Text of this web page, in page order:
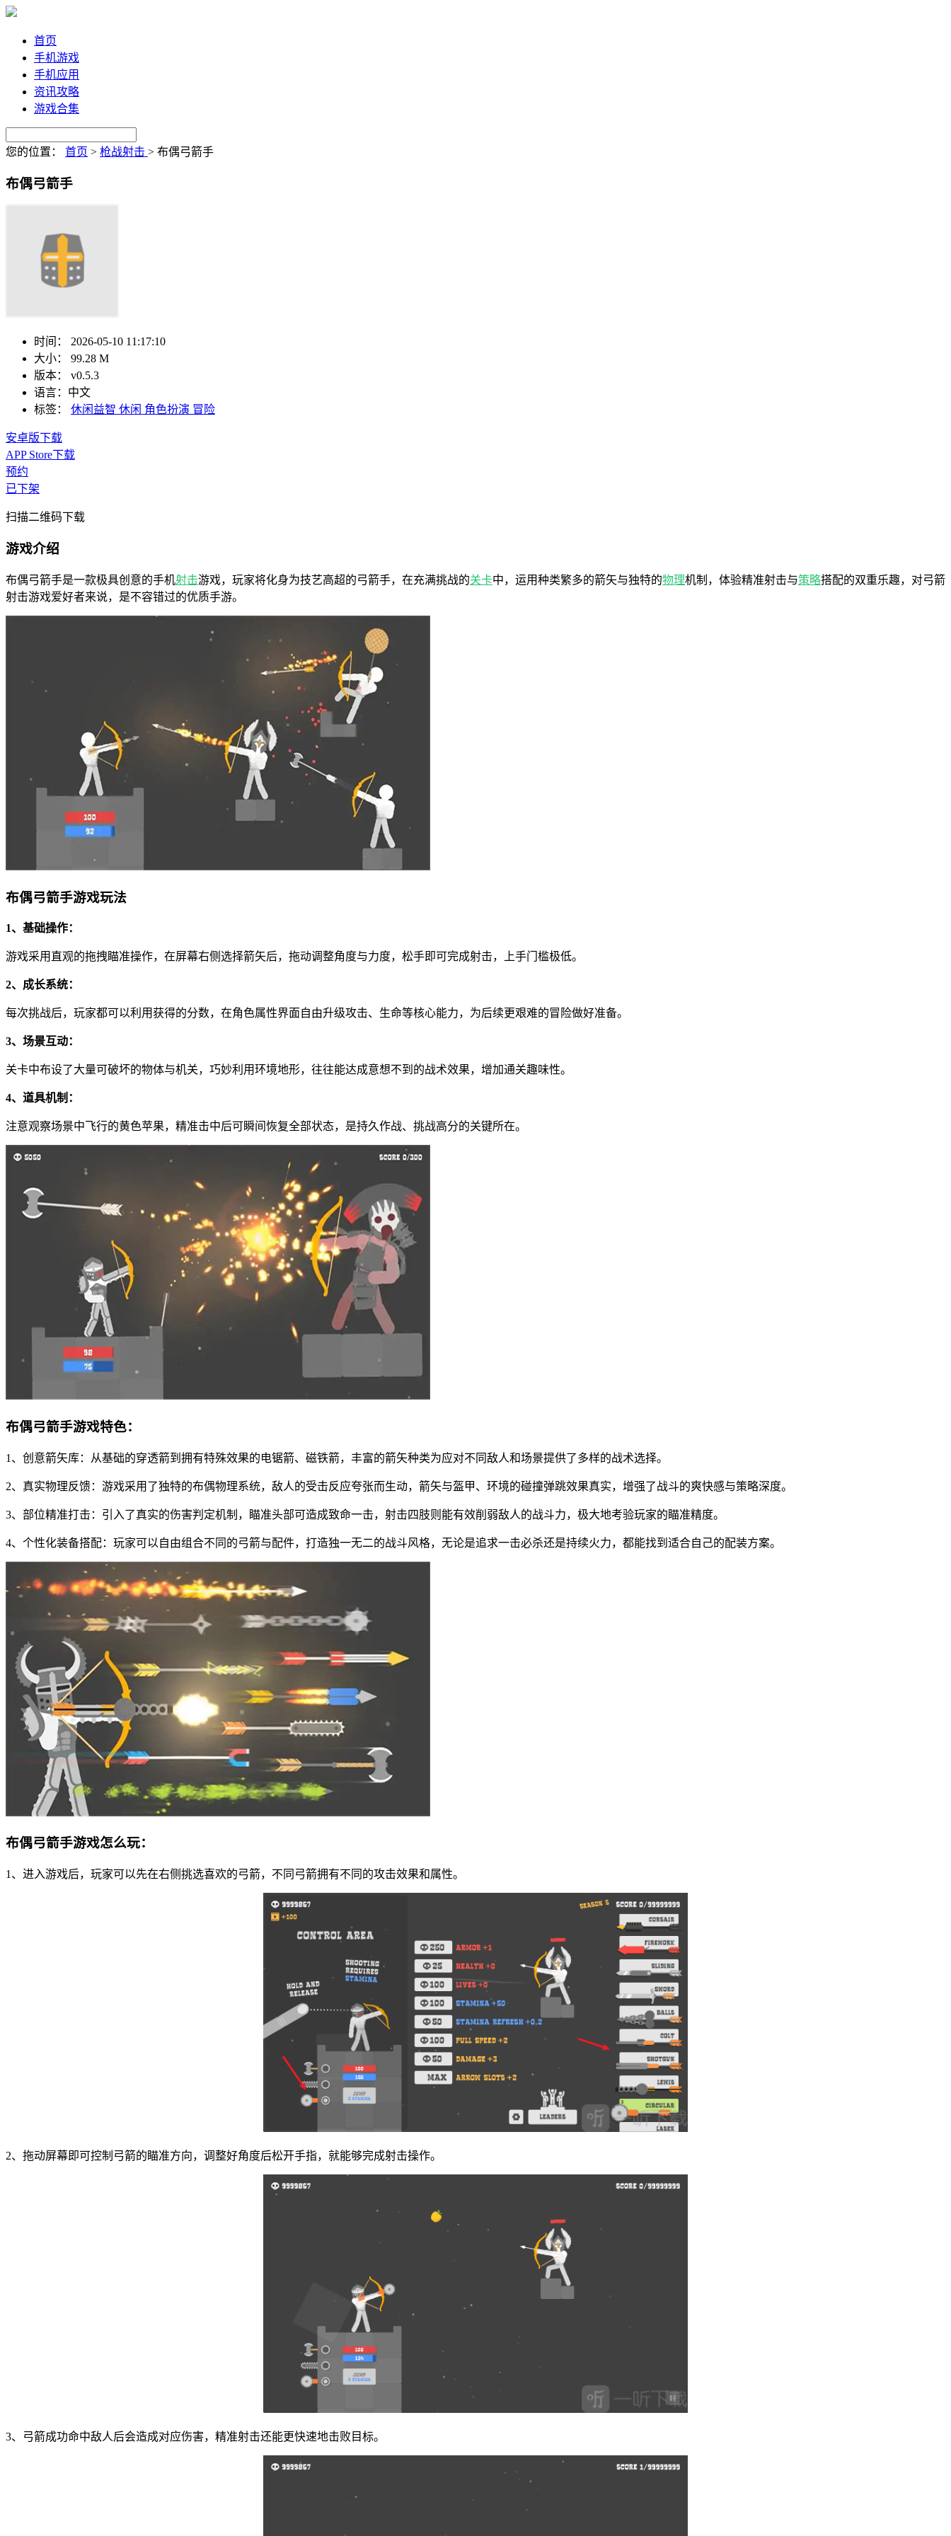
首页
手机游戏
手机应用
资讯攻略
游戏合集
您的位置： 首页 > 枪战射击 > 布偶弓箭手
布偶弓箭手
时间：
2026-05-10 11:17:10
大小：
99.28 M
版本：
v0.5.3
语言： 中文
标签：
休闲益智 休闲 角色扮演 冒险
安卓版下载
APP Store下载
预约
已下架
扫描二维码下载
游戏介绍
布偶弓箭手是一款极具创意的手机射击游戏，玩家将化身为技艺高超的弓箭手，在充满挑战的关卡中，运用种类繁多的箭矢与独特的物理机制，体验精准射击与策略搭配的双重乐趣，对弓箭
射击游戏爱好者来说，是不容错过的优质手游。
布偶弓箭手游戏玩法
1、基础操作：
游戏采用直观的拖拽瞄准操作，在屏幕右侧选择箭矢后，拖动调整角度与力度，松手即可完成射击，上手门槛极低。
2、成长系统：
每次挑战后，玩家都可以利用获得的分数，在角色属性界面自由升级攻击、生命等核心能力，为后续更艰难的冒险做好准备。
3、场景互动：
关卡中布设了大量可破坏的物体与机关，巧妙利用环境地形，往往能达成意想不到的战术效果，增加通关趣味性。
4、道具机制：
注意观察场景中飞行的黄色苹果，精准击中后可瞬间恢复全部状态，是持久作战、挑战高分的关键所在。
布偶弓箭手游戏特色：
1、创意箭矢库：从基础的穿透箭到拥有特殊效果的电锯箭、磁铁箭，丰富的箭矢种类为应对不同敌人和场景提供了多样的战术选择。
2、真实物理反馈：游戏采用了独特的布偶物理系统，敌人的受击反应夸张而生动，箭矢与盔甲、环境的碰撞弹跳效果真实，增强了战斗的爽快感与策略深度。
3、部位精准打击：引入了真实的伤害判定机制，瞄准头部可造成致命一击，射击四肢则能有效削弱敌人的战斗力，极大地考验玩家的瞄准精度。
4、个性化装备搭配：玩家可以自由组合不同的弓箭与配件，打造独一无二的战斗风格，无论是追求一击必杀还是持续火力，都能找到适合自己的配装方案。
布偶弓箭手游戏怎么玩：
1、进入游戏后，玩家可以先在右侧挑选喜欢的弓箭，不同弓箭拥有不同的攻击效果和属性。
2、拖动屏幕即可控制弓箭的瞄准方向，调整好角度后松开手指，就能够完成射击操作。
3、弓箭成功命中敌人后会造成对应伤害，精准射击还能更快速地击败目标。